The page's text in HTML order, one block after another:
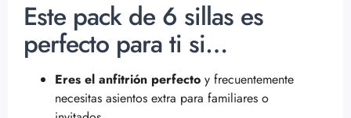
Este pack de 6 sillas es
perfecto para ti si…
Eres el anfitrión perfecto y frecuentemente
necesitas asientos extra para familiares o